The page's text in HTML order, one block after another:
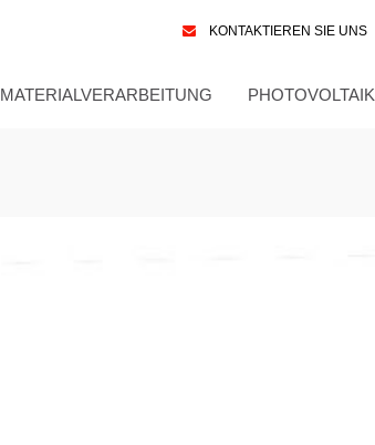
KONTAKTIEREN SIE UNS
MATERIALVERARBEITUNG PHOTOVOLTAIK